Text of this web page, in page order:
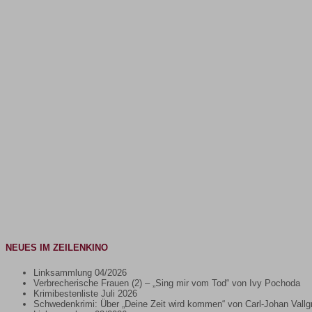
NEUES IM ZEILENKINO
Linksammlung 04/2026
Verbrecherische Frauen (2) – „Sing mir vom Tod“ von Ivy Pochoda
Krimibestenliste Juli 2026
Schwedenkrimi: Über „Deine Zeit wird kommen“ von Carl-Johan